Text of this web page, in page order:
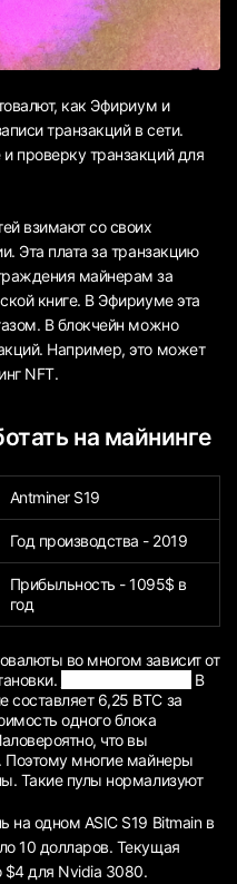
как Эфириум и
транзакций в сети.
проверку транзакций для
взимают со своих
Эта плата за транзакцию
майнерам за
книге. В Эфириуме эта
В блокчейн можно
Например, это может
NFT.
на майнинге
Antminer S19
Год производства - 2019
Прибыльность - 1095$ в
год
во многом зависит от
В
6,25 BTC за
одного блока
что вы
Поэтому многие майнеры
Такие пулы нормализуют
на одном ASIC S19 Bitmain в
10 долларов. Текущая
$4 для Nvidia 3080.